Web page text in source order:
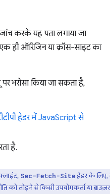
करके यह पता लगाया जा
ही ऑरिजिन या क्रॉस-साइट का
भरोसा किया जा सकता है,
हेडर में JavaScript से
है.
Sec-Fetch-Siteहेडर के लिए,
तोड़ने से किसी उपयोगकर्ता या